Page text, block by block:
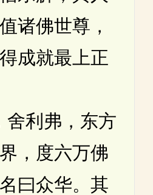
诸佛世尊，
成就最上正
利弗，东方
，度六万佛
曰众华。其